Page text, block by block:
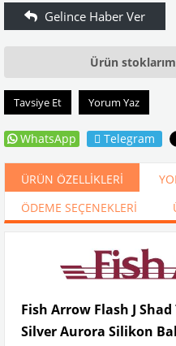
Ürün
Tavsiye Et Yorum Yaz
WhatsApp Telegram
ÜRÜN ÖZELLIKLERI
ÖDEME SEÇENEKLERI
Fish Arrow Flash J
Silver Aurora Silikon